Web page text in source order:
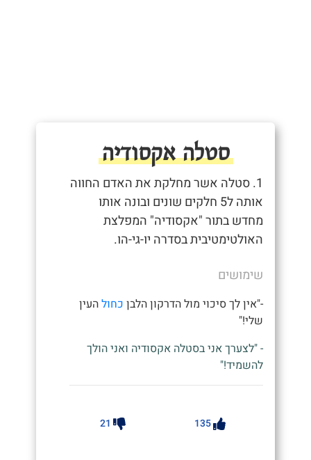
סטלה אקסודיה
1. סטלה אשר מחלקת את האדם החווה
אותה ל5 חלקים שונים ובונה אותו
מחדש בתור "אקסודיה" המפלצת
האולטימטיבית בסדרה יו-גי-הו.
שימושים
-"אין לך סיכוי מול הדרקון הלבן כחולהעין
שלי!"
- "לצערך אני בסטלה אקסודיה ואני הולך
להשמיד!"
135
21